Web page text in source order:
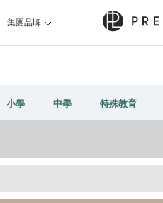
集團品牌
小學 中學 特殊教育